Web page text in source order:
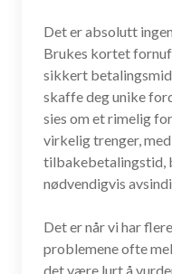
Det er absolutt
Brukes kortet
sikkert
skaffe deg unike
sies om et rimelig
virkelig trenger,
tilbakebetalingstid,
nødvendigvis
Det er når vi har
problemene ofte
det være lurt å